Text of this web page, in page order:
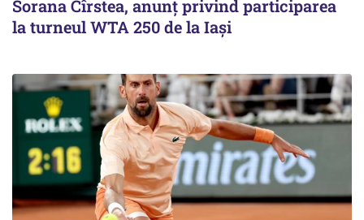
Sorana Cîrstea, anunț privind participarea
la turneul WTA 250 de la Iași